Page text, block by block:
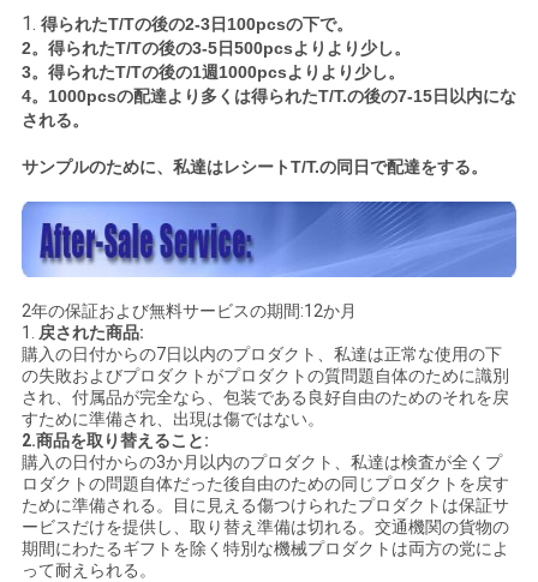
1. 得られたT/Tの後の2-3日100pcsの下で。
2。得られたT/Tの後の3-5日500pcsよりより少し。
3。得られたT/Tの後の1週1000pcsよりより少し。
4。1000pcsの配達より多くは得られたT/T.の後の7-15日以内にな
される。
サンプルのために、私達はレシートT/T.の同日で配達をする。
2年の保証および無料サービスの期間:12か月
1. 戻された商品:
購入の日付からの7日以内のプロダクト、私達は正常な使用の下
の失敗およびプロダクトがプロダクトの質問題自体のために識別
され、付属品が完全なら、包装である良好自由のためのそれを戻
すために準備され、出現は傷ではない。
2.商品を取り替えること:
購入の日付からの3か月以内のプロダクト、私達は検査が全くプ
ロダクトの問題自体だった後自由のための同じプロダクトを戻す
ために準備される。目に見える傷つけられたプロダクトは保証サ
ービスだけを提供し、取り替え準備は切れる。交通機関の貨物の
期間にわたるギフトを除く特別な機械プロダクトは両方の党によ
って耐えられる。